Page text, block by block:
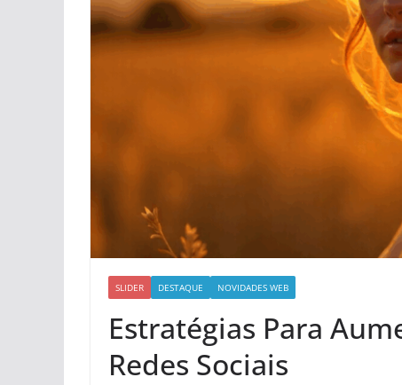
SLIDER DESTAQUE NOVIDADES WEB
Estratégias Para
Redes Sociais